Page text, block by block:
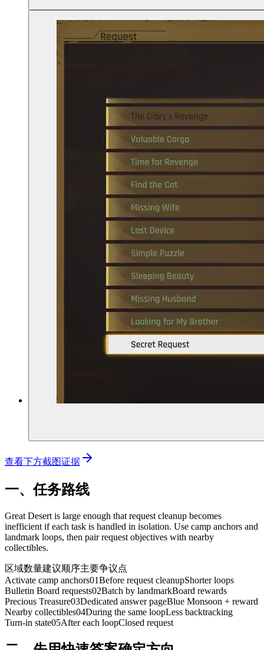
查看下方截图证据
一、任务路线
Great Desert is large enough that request cleanup becomes
inefficient if each task is handled in isolation. Use camp anchors and
landmark loops, then pair request objectives with nearby
collectibles.
区域数量建议顺序主要争议点
Activate camp anchors01Before request cleanupShorter loops
Bulletin Board requests02Batch by landmarkBoard rewards
Precious Treasure03Dedicated answer pageBlue Monsoon + reward
Nearby collectibles04During the same loopLess backtracking
Turn-in state05After each loopClosed request